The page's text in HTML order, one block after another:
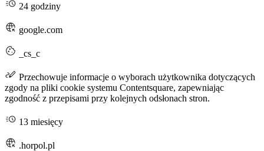
24 godziny
google.com
_cs_c
Przechowuje informacje o wyborach użytkownika dotyczących
zgody na pliki cookie systemu Contentsquare, zapewniając
zgodność z przepisami przy kolejnych odsłonach stron.
13 miesięcy
.horpol.pl